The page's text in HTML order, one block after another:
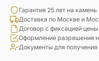
Гарантия 25 лет на камень
Доставка по Москве и
Договор с фиксацией цены
Оформление разрешения
Документы для